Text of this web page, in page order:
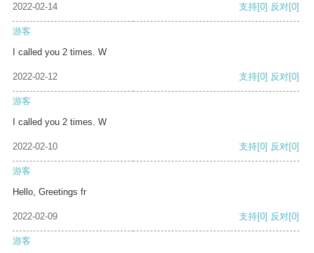
2022-02-14 支持[0] 反对[0]
游客
I called you 2 times. W
2022-02-12 支持[0] 反对[0]
游客
I called you 2 times. W
2022-02-10 支持[0] 反对[0]
游客
Hello, Greetings fr
2022-02-09 支持[0] 反对[0]
游客